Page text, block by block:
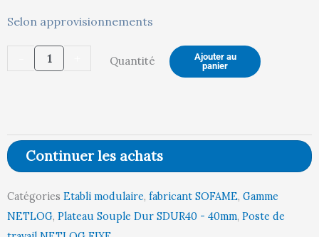
actuel
542,00 €.
Selon approvisionnements
quantité
Plateau
Soupledur
l1000
Quantité
Ajouter au
panier
Continuer les achats
Catégories Etabli modulaire, fabricant SOFAME, Gamme
NETLOG, Plateau Souple Dur SDUR40 - 40mm, Poste de